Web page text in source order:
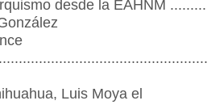
desde la EAHNM
Luis Moya el